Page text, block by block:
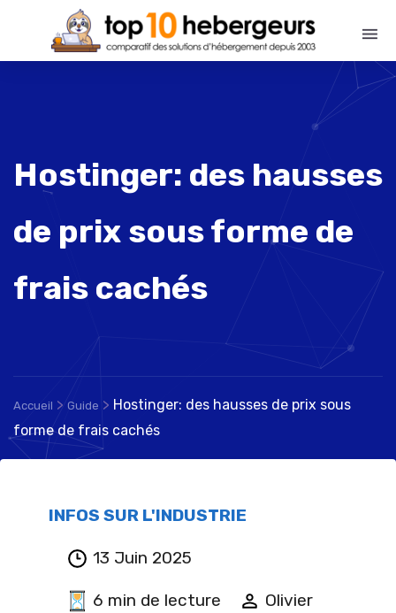
Hostinger: des hausses
de prix sous forme de
frais cachés
Accueil > Guide > Hostinger: des hausses de prix sous
forme de frais cachés
INFOS SUR L'INDUSTRIE
13 Juin 2025
6 min de lecture Olivier